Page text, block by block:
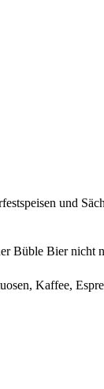
und
Bier nicht
Kaffee,